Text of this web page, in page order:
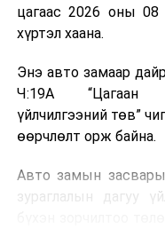
Япон, Герман,
зэрэг улс лаг
байна. Тухайлбал,
гарсан үнснээс
ашигладаг бол
боловсруулах
Ийнхүү лаг
цагаас 2026 оны
хүртэл хаана.
Энэ авто замаар
Ч:19А “Цагаан
үйлчилгээний төв”
өөрчлөлт орж байна.
Авто замын
зураглалын дагуу